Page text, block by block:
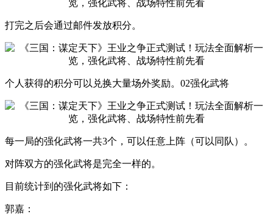
打完之后会通过邮件发放积分。
个人获得的积分可以兑换大量场外奖励。02强化武将
每一局的强化武将一共3个，可以任意上阵（可以同队）。
对阵双方的强化武将是完全一样的。
目前统计到的强化武将如下：
郭嘉：